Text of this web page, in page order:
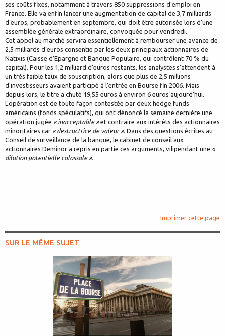
ses coûts fixes, notamment à travers 850 suppressions d’emploi en
France. Elle va enfin lancer une augmentation de capital de 3,7 milliards
d’euros, probablement en septembre, qui doit être autorisée lors d'une
assemblée générale extraordinaire, convoquée pour vendredi.
Cet appel au marché servira essentiellement à rembourser une avance de
2,5 milliards d’euros consentie par les deux principaux actionnaires de
Natixis (Caisse d’Epargne et Banque Populaire, qui contrôlent 70 % du
capital). Pour les 1,2 milliard d’euros restants, les analystes s’attendent à
un très faible taux de souscription, alors que plus de 2,5 millions
d’investisseurs avaient participé à l’entrée en Bourse fin 2006. Mais
depuis lors, le titre a chuté 19,55 euros à environ 6 euros aujourd’hui.
L’opération est de toute façon contestée par deux hedge funds
américains (fonds spéculatifs), qui ont dénoncé la semaine dernière une
opération jugée « inacceptable »et contraire aux intérêts des actionnaires
minoritaires car « destructrice de valeur ». Dans des questions écrites au
Conseil de surveillance de la banque, le cabinet de conseil aux
actionnaires Deminor a repris en partie ces arguments, vilipendant une «
dilution potentielle colossale ».
Imprimer cette page
SUR LE MÊME SUJET